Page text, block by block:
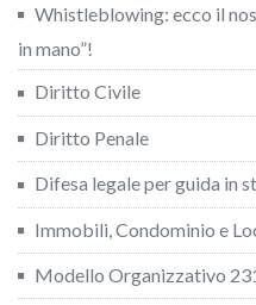
Whistleblowing: ecco il
in mano”!
Diritto Civile
Diritto Penale
Difesa legale per guida in
Immobili, Condominio e
Modello Organizzativo